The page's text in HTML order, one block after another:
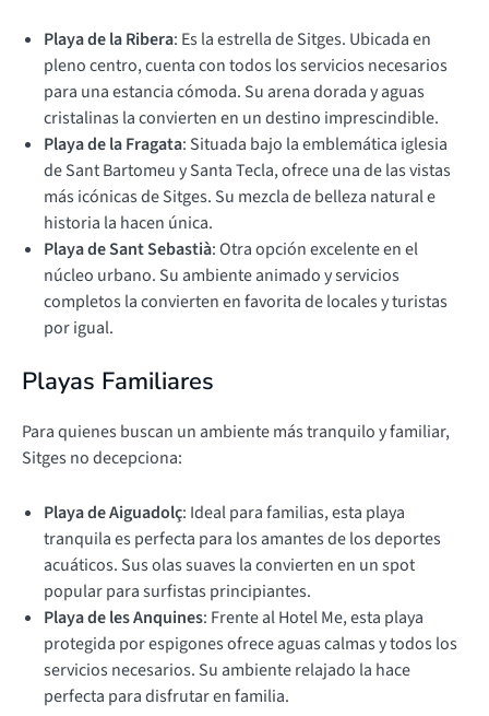
Playa de la Ribera: Es la estrella de Sitges. Ubicada en
pleno centro, cuenta con todos los servicios necesarios
para una estancia cómoda. Su arena dorada y aguas
cristalinas la convierten en un destino imprescindible.
Playa de la Fragata: Situada bajo la emblemática iglesia
de Sant Bartomeu y Santa Tecla, ofrece una de las vistas
más icónicas de Sitges. Su mezcla de belleza natural e
historia la hacen única.
Playa de Sant Sebastià: Otra opción excelente en el
núcleo urbano. Su ambiente animado y servicios
completos la convierten en favorita de locales y turistas
por igual.
Playas Familiares
Para quienes buscan un ambiente más tranquilo y familiar,
Sitges no decepciona:
Playa de Aiguadolç: Ideal para familias, esta playa
tranquila es perfecta para los amantes de los deportes
acuáticos. Sus olas suaves la convierten en un spot
popular para surfistas principiantes.
Playa de les Anquines: Frente al Hotel Me, esta playa
protegida por espigones ofrece aguas calmas y todos los
servicios necesarios. Su ambiente relajado la hace
perfecta para disfrutar en familia.